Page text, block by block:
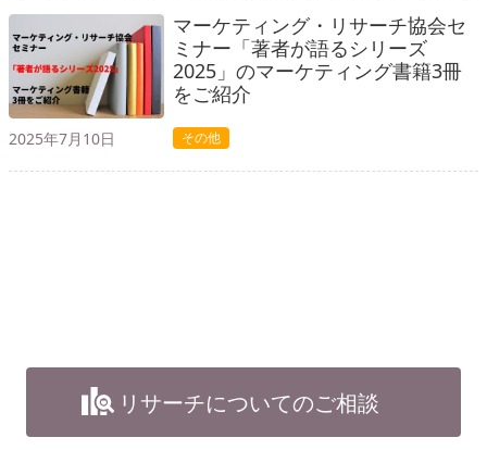
マーケティング・リサーチ協会セ
ミナー「著者が語るシリーズ
2025」のマーケティング書籍3冊
をご紹介
2025年7月10日 その他
リサーチについてのご相談